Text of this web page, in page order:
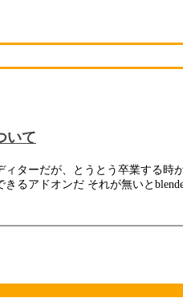
いて
ターだが、とうとう卒業する時
るアドオンだ それが無いと